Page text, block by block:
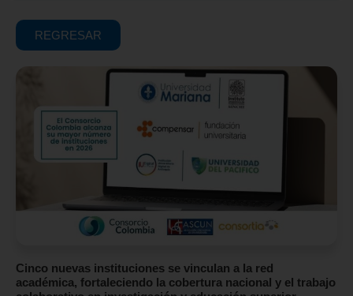
REGRESAR
Cinco nuevas instituciones se vinculan a la red
académica, fortaleciendo la cobertura nacional y el trabajo